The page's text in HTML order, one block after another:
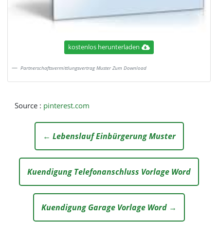
kostenlos herunterladen
Partnerschaftsvermittlungsvertrag Muster Zum Download
Source : pinterest.com
← Lebenslauf Einbürgerung Muster
Kuendigung Telefonanschluss Vorlage Word
Kuendigung Garage Vorlage Word →